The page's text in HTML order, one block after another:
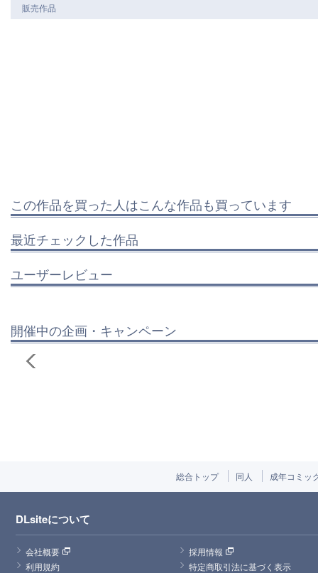
販売作品
この作品を買った人はこんな作品も買っています
最近チェックした作品
ユーザーレビュー
開催中の企画・キャンペーン
総合トップ 同人 成年コミッ
DLsiteについて
会社概要
採用情報
利用規約
特定商取引法に基づく表示